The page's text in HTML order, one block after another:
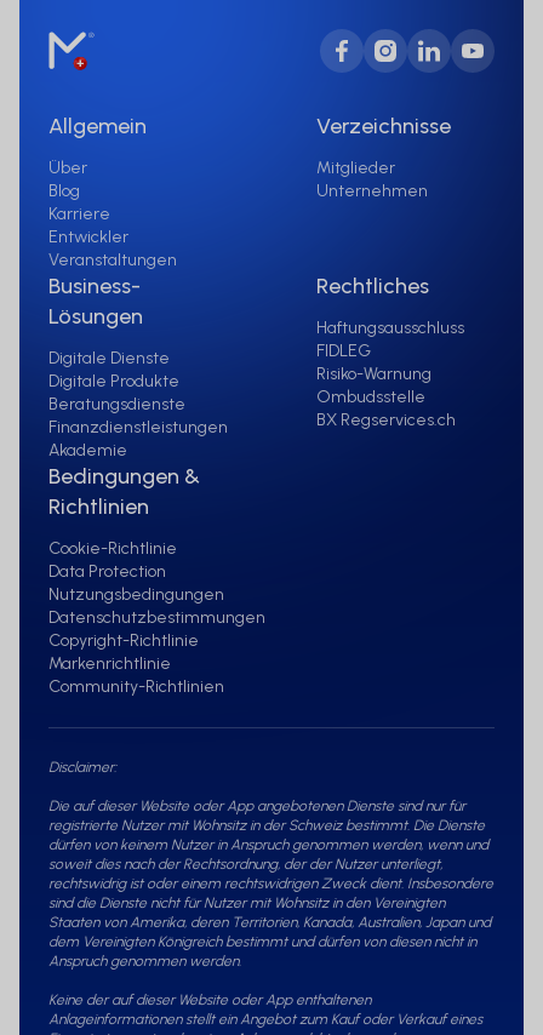
den Vereinigten Staaten von Amerika
oder an Personen zugunsten oder zu
(gemäß der Definition in Regulation S
des Wertpapiergesetzes von 1933)
angeboten zu werden. Personen, für die
solche Einschränkungen gelten, dürfen
nicht auf die Website zugreifen.
Die auf unserer Website zur Verfügung
gestellten Informationen stellen
Werbung für Finanzinstrumente im
Sinne von Artikel 68 FIDLEG dar. Sie
dienen ausschliesslich zu
Informationszwecken und stellen
weder eine Anlageberatung, eine
Aufforderung oder eine Empfehlung
zum Kauf oder Verkauf von
Finanzinstrumenten dar, noch sind sie
eine Empfehlung oder eine
Entscheidungshilfe für eine Anlage und
sind nicht das Ergebnis einer objektiven
oder unabhängigen Recherche. Der
nur bestimmte Merkmale des
beschriebenen Instruments dar. Sie
beruhen auf Informationen und Daten,
die vom Emittenten des jeweiligen
Finanzinstruments zur Verfügung
gestellt wurden. Obwohl die MetaSwiss
Group AG angemessene
sicherzustellen, dass die auf der
Allgemein
Über
Blog
Karriere
Entwickler
Veranstaltungen
Verzeichnisse
Mitglieder
Unternehmen
Business-
Lösungen
Digitale Dienste
Digitale Produkte
Beratungsdienste
Finanzdienstleistungen
Akademie
Rechtliches
Haftungsausschluss
FIDLEG
Risiko-Warnung
Ombudsstelle
BX Regservices.ch
Bedingungen &
Richtlinien
Cookie-Richtlinie
Data Protection
Nutzungsbedingungen
Datenschutzbestimmungen
Copyright-Richtlinie
Markenrichtlinie
Community-Richtlinien
Disclaimer:
Die auf dieser Website oder App angebotenen Dienste sind nur für
registrierte Nutzer mit Wohnsitz in der Schweiz bestimmt. Die Dienste
dürfen von keinem Nutzer in Anspruch genommen werden, wenn und
soweit dies nach der Rechtsordnung, der der Nutzer unterliegt,
rechtswidrig ist oder einem rechtswidrigen Zweck dient. Insbesondere
sind die Dienste nicht für Nutzer mit Wohnsitz in den Vereinigten
Staaten von Amerika, deren Territorien, Kanada, Australien, Japan und
dem Vereinigten Königreich bestimmt und dürfen von diesen nicht in
Anspruch genommen werden.
Keine der auf dieser Website oder App enthaltenen
Anlageinformationen stellt ein Angebot zum Kauf oder Verkauf eines